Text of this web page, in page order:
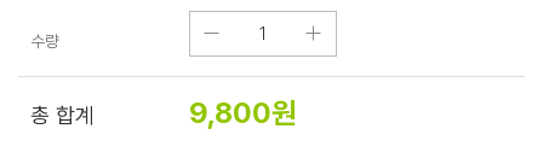
수량
총 합계 9,800원